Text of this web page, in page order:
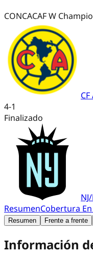
CONCACAF W
4-1
Finalizado
ResumenCobertura
Resumen Frente a frente
Información